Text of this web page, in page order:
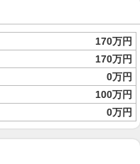
170万円
170万円
0万円
100万円
0万円